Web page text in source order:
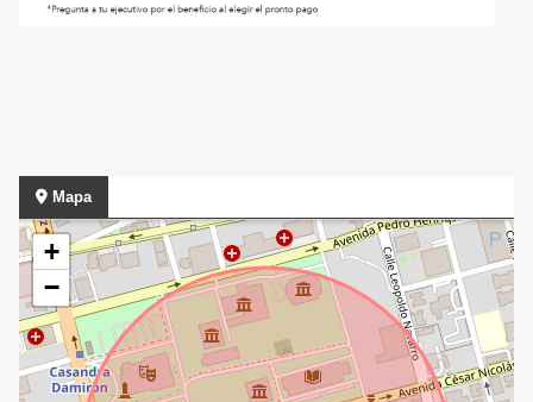
Mapa
+
−